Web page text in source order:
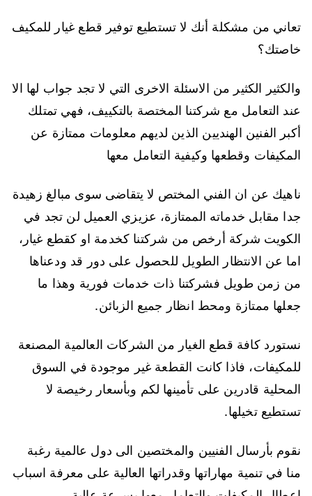
تعاني من مشكلة أنك لا تستطيع توفير قطع غيار للمكيف
خاصتك؟
والكثير الكثير من الاسئلة الاخرى التي لا تجد جواب لها الا
عند التعامل مع شركتنا المختصة بالتكييف، فهي تمتلك
أكبر الفنين الهنديين الذين لديهم معلومات ممتازة عن
المكيفات وقطعها وكيفية التعامل معها
ناهيك عن ان الفني المختص لا يتقاضى سوى مبالغ زهيدة
جدا مقابل خدماته الممتازة، عزيزي العميل لن تجد في
الكويت شركة أرخص من شركتنا كخدمة او كقطع غيار،
اما عن الانتظار الطويل للحصول على دور قد ودعناها
من زمن طويل فشركتنا ذات خدمات فورية وهذا ما
جعلها ممتازة ومحط انظار جميع الزبائن.
نستورد كافة قطع الغيار من الشركات العالمية المصنعة
للمكيفات، فاذا كانت القطعة غير موجودة في السوق
المحلية قادرين على تأمينها لكم وبأسعار رخيصة لا
تستطيع تخيلها.
نقوم بأرسال الفنيين والمختصين الى دول عالمية رغبة
منا في تنمية مهاراتها وقدراتها العالية على معرفة اسباب